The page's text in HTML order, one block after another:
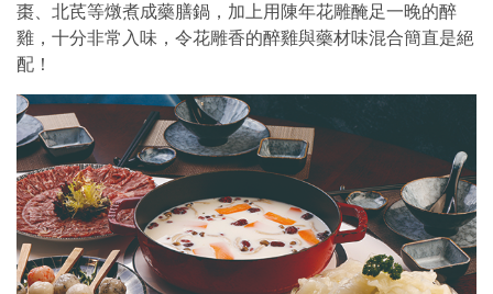
棗、北芪等燉煮成藥膳鍋，加上用陳年花雕醃足一晚的醉
雞，十分非常入味，令花雕香的醉雞與藥材味混合簡直是絕
配！